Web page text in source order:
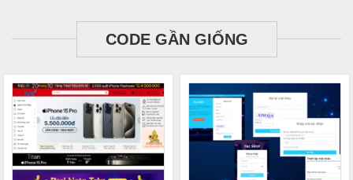
CODE GẦN GIỐNG